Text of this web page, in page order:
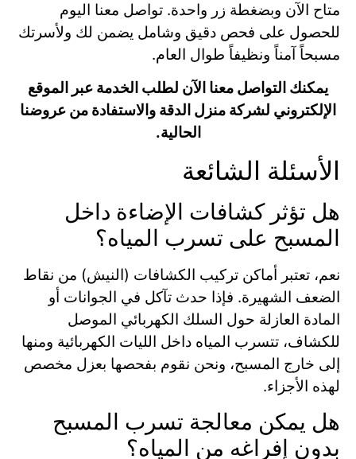
متاح الآن وبضغطة زر واحدة. تواصل معنا اليوم
للحصول على فحص دقيق وشامل يضمن لك ولأسرتك
مسبحاً آمناً ونظيفاً طوال العام.
يمكنك التواصل معنا الآن لطلب الخدمة عبر الموقع
الإلكتروني لشركة منزل الدقة والاستفادة من عروضنا
الحالية.
الأسئلة الشائعة
هل تؤثر كشافات الإضاءة داخل
المسبح على تسرب المياه؟
نعم، تعتبر أماكن تركيب الكشافات (النيش) من نقاط
الضعف الشهيرة. فإذا حدث تآكل في الجوانات أو
المادة العازلة حول السلك الكهربائي الموصل
للكشاف، تتسرب المياه داخل الليات الكهربائية ومنها
إلى خارج المسبح، ونحن نقوم بفحصها بعزل مخصص
لهذه الأجزاء.
هل يمكن معالجة تسرب المسبح
بدون إفراغه من المياه؟